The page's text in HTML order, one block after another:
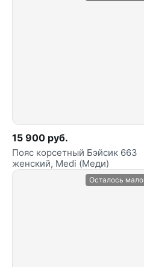
15 900 руб.
Пояс корсетный Бэйсик 663
женский, Мedi (Меди)
Осталось мало